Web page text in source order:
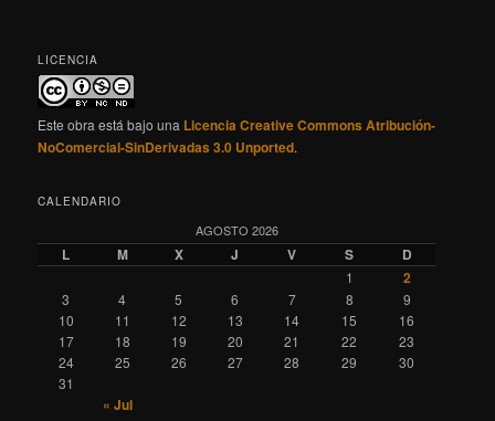
LICENCIA
Este obra está bajo una Licencia Creative Commons Atribución-
NoComercial-SinDerivadas 3.0 Unported.
CALENDARIO
AGOSTO 2026
L M X J V S D
1 2
3 4 5 6 7 8
9
10
11 12 13 14 15
16
17
18 19 20 21 22
23
24
25 26 27 28 29
30
31
« Jul